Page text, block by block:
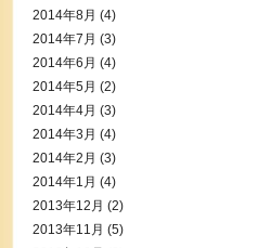
2014年8月 (4)
2014年7月 (3)
2014年6月 (4)
2014年5月 (2)
2014年4月 (3)
2014年3月 (4)
2014年2月 (3)
2014年1月 (4)
2013年12月 (2)
2013年11月 (5)